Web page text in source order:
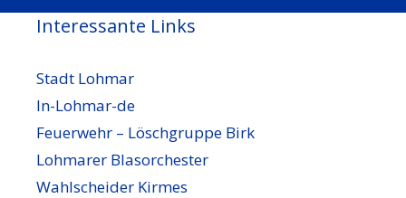
Interessante Links
Stadt Lohmar
In-Lohmar-de
Feuerwehr – Löschgruppe Birk
Lohmarer Blasorchester
Wahlscheider Kirmes